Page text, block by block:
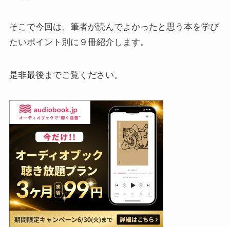
そこで今回は、筆者が読んでよかったと思う本を学び
たいポイント別に９冊紹介します。
是非最後までご覧ください。